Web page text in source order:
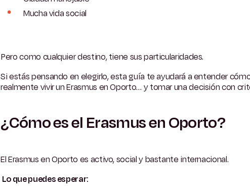
Mucha vida social
Pero como cualquier destino, tiene sus particularidades.
Si estás pensando en elegirlo, esta guía te ayudará a entender
realmente vivir un Erasmus en Oporto… y tomar una decisión con
¿Cómo es el Erasmus en Oporto?
El Erasmus en Oporto es activo, social y bastante internacional.
Lo que puedes esperar: